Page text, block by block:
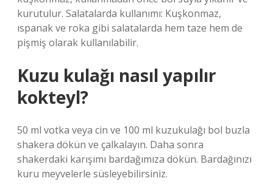
kurutulur. Salatalarda kullanımı: Kuşkonmaz,
ıspanak ve roka gibi salatalarda hem taze hem de
pişmiş olarak kullanılabilir.
Kuzu kulağı nasıl yapılır
kokteyl?
50 ml votka veya cin ve 100 ml kuzukulağı bol buzla
shakera dökün ve çalkalayın. Daha sonra
shakerdaki karışımı bardağımıza dökün. Bardağınızı
kuru meyvelerle süsleyebilirsiniz.